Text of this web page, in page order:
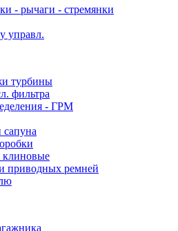
- рычаги - стремянки
управл.
турбины
фильтра
- ГРМ
клиновые
приводных ремней